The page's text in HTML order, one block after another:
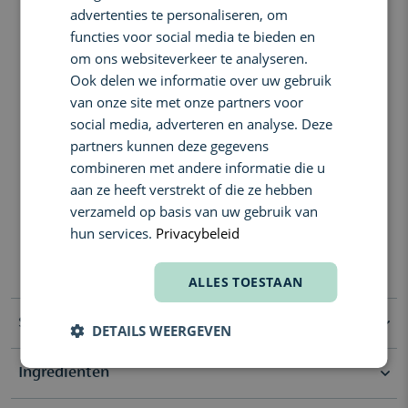
iris, gecombineerd met nootmuskaat, kaneel, olibanum en
patchoeli.
De compositie wordt benadrukt door de rijke, pure en
authentieke aspecten van het LOEWE-akkoord—een exclusieve
noot gecreëerd door onze parfumeur, gebaseerd op de complexe,
harsachtige geur van de Spaanse Cistusroos—het geur-DNA van
LOEWE. De gehele LOEWE Solo-familie is geïnspireerd door de
zonsondergang: de rustgevende, stralende gloed en de gelukzalige
staat van evenwicht tussen dag en nacht, een vreugdevol gevoel
van perfecte gratie, balans en eeuwige troost.
Geurcompositie:
Top: Lavendel, Mandarijn, Rozemarijn
Basis: Nootmuskaat, Kaneel, Olibanum, Patchoeli
Specificaties
Ingrediënten
advertenties te personaliseren, om
functies voor social media te bieden en
om ons websiteverkeer te analyseren.
Ook delen we informatie over uw gebruik
van onze site met onze partners voor
social media, adverteren en analyse. Deze
partners kunnen deze gegevens
combineren met andere informatie die u
aan ze heeft verstrekt of die ze hebben
verzameld op basis van uw gebruik van
hun services. Privacybeleid
ALLES TOESTAAN
DETAILS WEERGEVEN